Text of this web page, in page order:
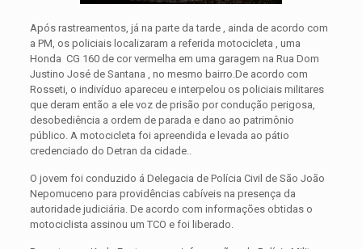
Após rastreamentos, já na parte da tarde , ainda de acordo com
a PM, os policiais localizaram a referida motocicleta , uma
Honda CG 160 de cor vermelha em uma garagem na Rua Dom
Justino José de Santana , no mesmo bairro.De acordo com
Rosseti, o indivíduo apareceu e interpelou os policiais militares
que deram então a ele voz de prisão por condução perigosa,
desobediência a ordem de parada e dano ao patrimônio
público. A motocicleta foi apreendida e levada ao pátio
credenciado do Detran da cidade..
O jovem foi conduzido á Delegacia de Polícia Civil de São João
Nepomuceno para providências cabíveis na presença da
autoridade judiciária. De acordo com informações obtidas o
motociclista assinou um TCO e foi liberado.